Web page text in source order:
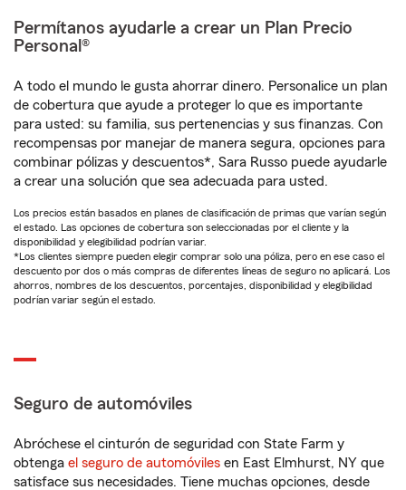
Permítanos ayudarle a crear un Plan Precio
Personal®
A todo el mundo le gusta ahorrar dinero. Personalice un plan
de cobertura que ayude a proteger lo que es importante
para usted: su familia, sus pertenencias y sus finanzas. Con
recompensas por manejar de manera segura, opciones para
combinar pólizas y descuentos*, Sara Russo puede ayudarle
a crear una solución que sea adecuada para usted.
Los precios están basados en planes de clasificación de primas que varían según
el estado. Las opciones de cobertura son seleccionadas por el cliente y la
disponibilidad y elegibilidad podrían variar.
*Los clientes siempre pueden elegir comprar solo una póliza, pero en ese caso el
descuento por dos o más compras de diferentes líneas de seguro no aplicará. Los
ahorros, nombres de los descuentos, porcentajes, disponibilidad y elegibilidad
podrían variar según el estado.
Seguro de automóviles
Abróchese el cinturón de seguridad con State Farm y
obtenga el seguro de automóviles en East Elmhurst, NY que
satisface sus necesidades. Tiene muchas opciones, desde